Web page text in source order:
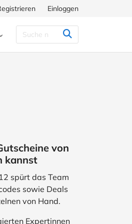
Einloggen
von
kannst
spürt das Team
sowie Deals
von Hand.
Expertinnen